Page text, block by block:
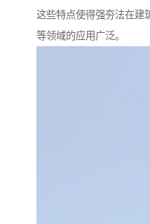
这些特点使得强夯法在建
等领域的应用广泛。